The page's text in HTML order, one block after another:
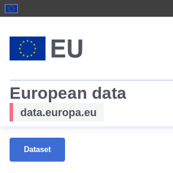
European data
data.europa.eu
Dataset